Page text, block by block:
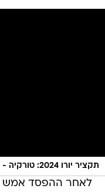
תקציר יורו 2024: טורקיה - גאורגיה 1:3
לאחר ההפסד אמש